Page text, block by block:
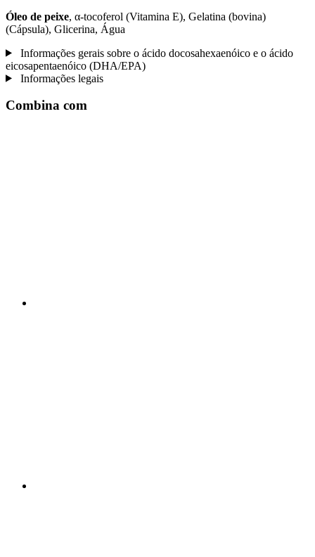
Óleo de peixe, α-tocoferol (Vitamina E), Gelatina (bovina)
(Cápsula), Glicerina, Água
Informações gerais sobre o ácido docosahexaenóico e o ácido
eicosapentaenóico (DHA/EPA)
Informações legais
Combina com